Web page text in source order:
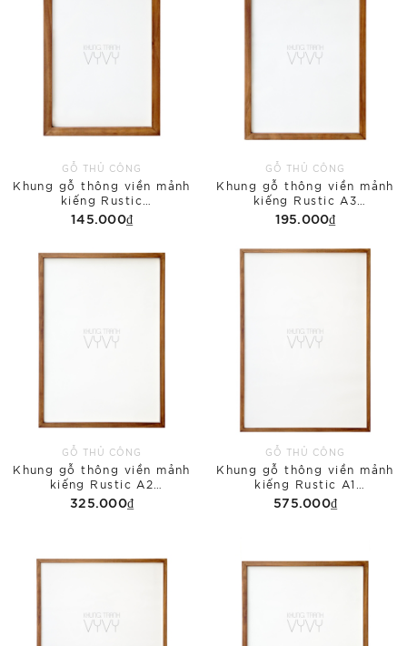
GỖ THỦ CÔNG
Khung gỗ thông viền mảnh
kiếng Rustic
A4(210x297mm)
145.000₫
GỖ THỦ CÔNG
Khung gỗ thông viền mảnh
kiếng Rustic A3
(297x420mm)
195.000₫
GỖ THỦ CÔNG
Khung gỗ thông viền mảnh
kiếng Rustic A2
(420x594mm)
325.000₫
GỖ THỦ CÔNG
Khung gỗ thông viền mảnh
kiếng Rustic A1
(594x841mm)
575.000₫